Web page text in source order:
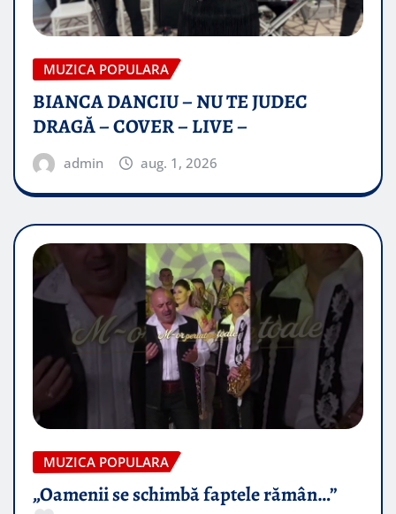
MUZICA POPULARA
BIANCA DANCIU – NU TE JUDEC
DRAGĂ – COVER – LIVE –
admin aug. 1, 2026
MUZICA POPULARA
„Oamenii se schimbă faptele rămân…”